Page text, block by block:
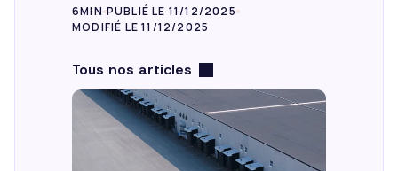
Entreprise
6MIN PUBLIÉ LE 11/12/2025
MODIFIÉ LE 11/12/2025
Tous nos articles